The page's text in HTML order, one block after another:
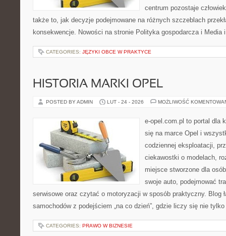
centrum pozostaje
także to, jak decyzje podejmowane na różnych szczeblach
konsekwencje. Nowości na stronie Polityka gospodarcza i
CATEGORIES: JĘZYKI OBCE W PRAKTYCE
HISTORIA MARKI OPEL
POSTED BY ADMIN LUT - 24 - 2026 MOŻLIWOŚĆ
e-opel.com.pl to portal dla
się na marce Opel i
codziennej eksploatacji,
ciekawostki o modelach,
miejsce stworzone dla
swoje auto, podejmować
serwisowe oraz czytać o motoryzacji w sposób praktyczny. Blog
samochodów z podejściem „na co dzień”, gdzie liczy się nie
CATEGORIES: PRAWO W BIZNESIE